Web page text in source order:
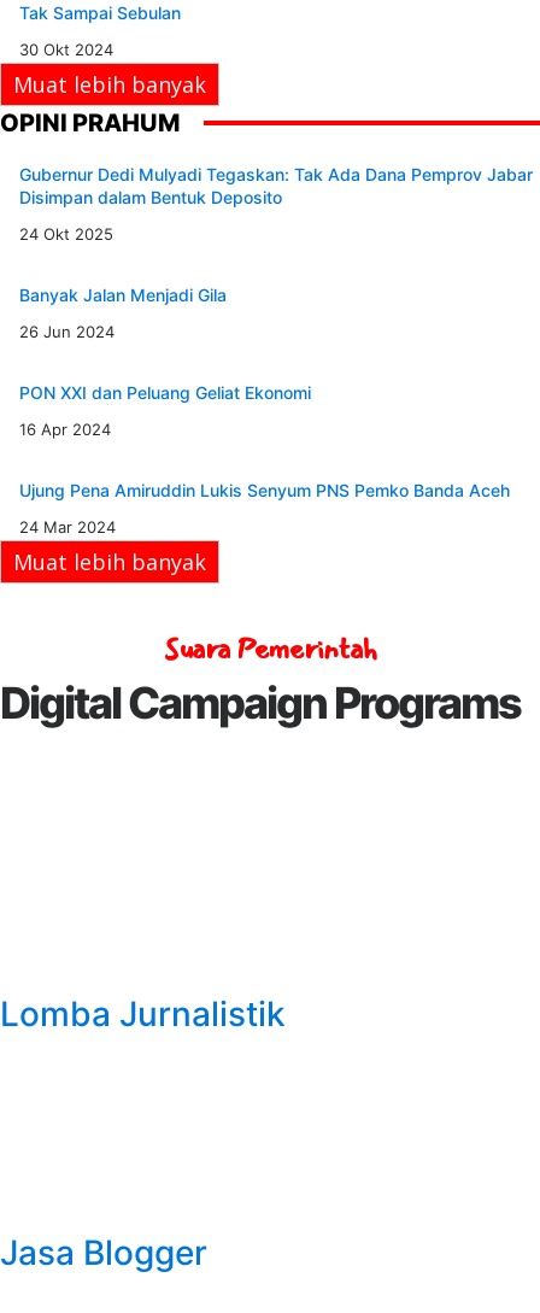
Tak Sampai Sebulan
30 Okt 2024
Muat lebih banyak
OPINI PRAHUM
Gubernur Dedi Mulyadi Tegaskan: Tak Ada Dana Pemprov Jabar
Disimpan dalam Bentuk Deposito
24 Okt 2025
Banyak Jalan Menjadi Gila
26 Jun 2024
PON XXI dan Peluang Geliat Ekonomi
16 Apr 2024
Ujung Pena Amiruddin Lukis Senyum PNS Pemko Banda Aceh
24 Mar 2024
Muat lebih banyak
Suara Pemerintah
Digital Campaign Programs
Lomba Jurnalistik
Jasa Blogger